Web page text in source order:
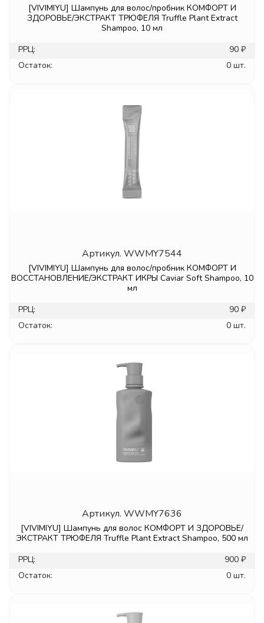
[VIVIMIYU] Шампунь для волос/пробник КОМФОРТ И
ЗДОРОВЬЕ/ЭКСТРАКТ ТРЮФЕЛЯ Truffle Plant Extract
Shampoo, 10 мл
РРЦ:
90 ₽
Остаток:
0 шт.
Артикул. WWMY7544
[VIVIMIYU] Шампунь для волос/пробник КОМФОРТ И
ВОССТАНОВЛЕНИЕ/ЭКСТРАКТ ИКРЫ Caviar Soft Shampoo, 10
мл
РРЦ:
90 ₽
Остаток:
0 шт.
Артикул. WWMY7636
[VIVIMIYU] Шампунь для волос КОМФОРТ И ЗДОРОВЬЕ/
ЭКСТРАКТ ТРЮФЕЛЯ Truffle Plant Extract Shampoo, 500 мл
РРЦ:
900 ₽
Остаток:
0 шт.